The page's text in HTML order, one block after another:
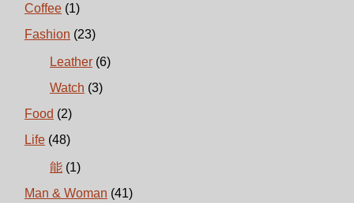
Coffee (1)
Fashion (23)
Leather (6)
Watch (3)
Food (2)
Life (48)
能 (1)
Man & Woman (41)